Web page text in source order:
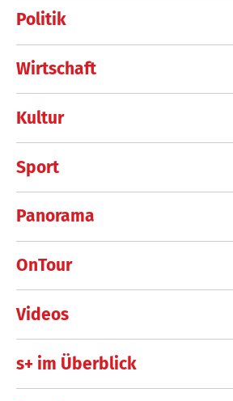
Politik
Wirtschaft
Kultur
Sport
Panorama
OnTour
Videos
s+ im Überblick